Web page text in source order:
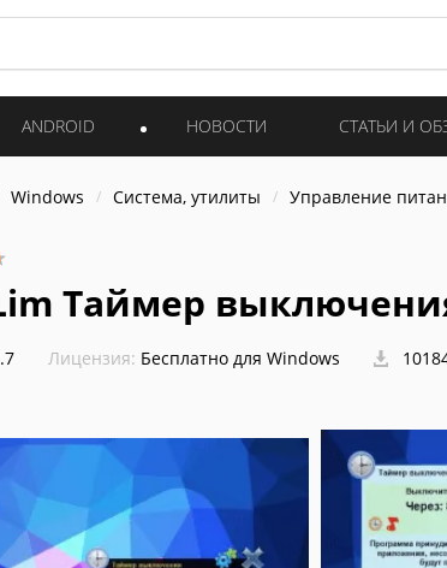
ANDROID НОВОСТИ СТАТЬИ И
Windows Система, утилиты Управление
Таймер
Лицензия: Бесплатно для Windows